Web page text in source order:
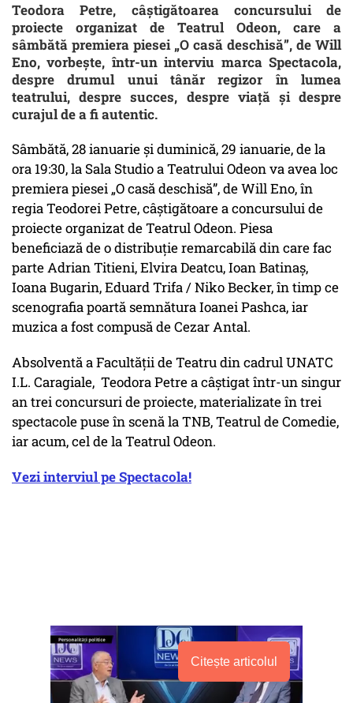
Teodora Petre, câștigătoarea concursului de
proiecte organizat de Teatrul Odeon, care a
sâmbătă premiera piesei „O casă deschisă”, de Will
Eno, vorbește, într-un interviu marca Spectacola,
despre drumul unui tânăr regizor în lumea
teatrului, despre succes, despre viață și despre
curajul de a fi autentic.
Sâmbătă, 28 ianuarie și duminică, 29 ianuarie, de la
ora 19:30, la Sala Studio a Teatrului Odeon va avea loc
premiera piesei „O casă deschisă”, de Will Eno, în
regia Teodorei Petre, câștigătoare a concursului de
proiecte organizat de Teatrul Odeon. Piesa
beneficiază de o distribuție remarcabilă din care fac
parte Adrian Titieni, Elvira Deatcu, Ioan Batinaș,
Ioana Bugarin, Eduard Trifa / Niko Becker, în timp ce
scenografia poartă semnătura Ioanei Pashca, iar
muzica a fost compusă de Cezar Antal.
Absolventă a Facultății de Teatru din cadrul UNATC
I.L. Caragiale, Teodora Petre a câștigat într-un singur
an trei concursuri de proiecte, materializate în trei
spectacole puse în scenă la TNB, Teatrul de Comedie,
iar acum, cel de la Teatrul Odeon.
Vezi interviul pe Spectacola!
Citește articolul